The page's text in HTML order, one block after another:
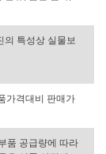
의 특성상 실물보
가격대비 판매가
품 공급량에 따라